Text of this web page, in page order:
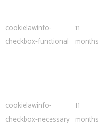
cookielawinfo-
checkbox-functional
11
months
cookielawinfo-
checkbox-necessary
11
months